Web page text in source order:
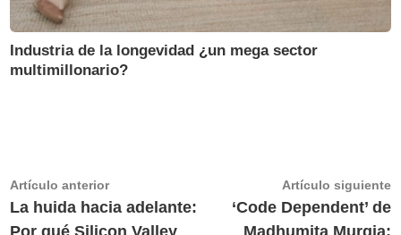
Industria de la longevidad ¿un mega sector
multimillonario?
Navegación
de
Artículo anteriorArtículo
anterior:
La huida hacia adelante:
Por qué Silicon Valley
Artículo siguiente
‘Code Dependent’ de
Madhumita Murgia: